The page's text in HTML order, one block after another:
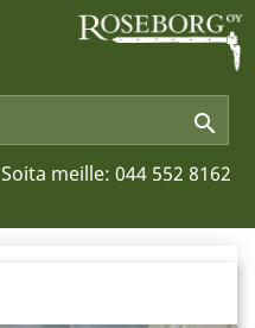

Soita meille: 044 552 8162